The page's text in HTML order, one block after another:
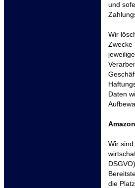
und
Wir
Zwecke
Daten
Wir
die